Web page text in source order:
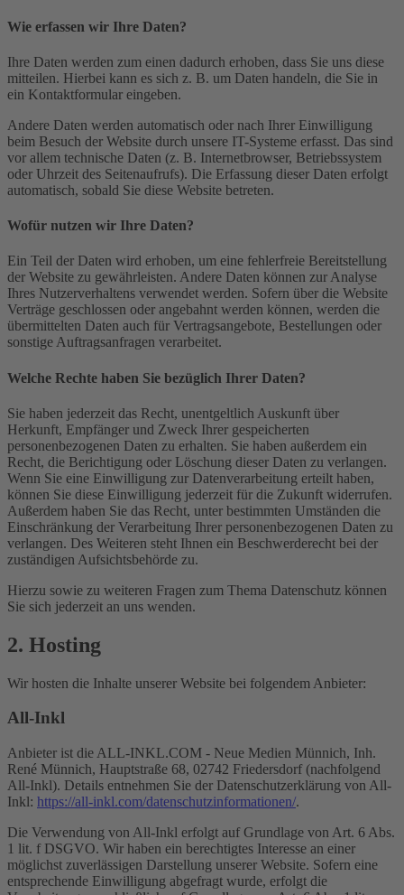
Wie erfassen wir Ihre Daten?
Ihre Daten werden zum einen dadurch erhoben, dass Sie uns diese
mitteilen. Hierbei kann es sich z. B. um Daten handeln, die Sie in
ein Kontaktformular eingeben.
Andere Daten werden automatisch oder nach Ihrer Einwilligung
beim Besuch der Website durch unsere IT-Systeme erfasst. Das sind
vor allem technische Daten (z. B. Internetbrowser, Betriebssystem
oder Uhrzeit des Seitenaufrufs). Die Erfassung dieser Daten erfolgt
automatisch, sobald Sie diese Website betreten.
Wofür nutzen wir Ihre Daten?
Ein Teil der Daten wird erhoben, um eine fehlerfreie Bereitstellung
der Website zu gewährleisten. Andere Daten können zur Analyse
Ihres Nutzerverhaltens verwendet werden. Sofern über die Website
Verträge geschlossen oder angebahnt werden können, werden die
übermittelten Daten auch für Vertragsangebote, Bestellungen oder
sonstige Auftragsanfragen verarbeitet.
Welche Rechte haben Sie bezüglich Ihrer Daten?
Sie haben jederzeit das Recht, unentgeltlich Auskunft über
Herkunft, Empfänger und Zweck Ihrer gespeicherten
personenbezogenen Daten zu erhalten. Sie haben außerdem ein
Recht, die Berichtigung oder Löschung dieser Daten zu verlangen.
Wenn Sie eine Einwilligung zur Datenverarbeitung erteilt haben,
können Sie diese Einwilligung jederzeit für die Zukunft widerrufen.
Außerdem haben Sie das Recht, unter bestimmten Umständen die
Einschränkung der Verarbeitung Ihrer personenbezogenen Daten zu
verlangen. Des Weiteren steht Ihnen ein Beschwerderecht bei der
zuständigen Aufsichtsbehörde zu.
Hierzu sowie zu weiteren Fragen zum Thema Datenschutz können
Sie sich jederzeit an uns wenden.
2. Hosting
Wir hosten die Inhalte unserer Website bei folgendem Anbieter:
All-Inkl
Anbieter ist die ALL-INKL.COM - Neue Medien Münnich, Inh.
René Münnich, Hauptstraße 68, 02742 Friedersdorf (nachfolgend
All-Inkl). Details entnehmen Sie der Datenschutzerklärung von All-
Inkl: https://all-inkl.com/datenschutzinformationen/.
Die Verwendung von All-Inkl erfolgt auf Grundlage von Art. 6 Abs.
1 lit. f DSGVO. Wir haben ein berechtigtes Interesse an einer
möglichst zuverlässigen Darstellung unserer Website. Sofern eine
entsprechende Einwilligung abgefragt wurde, erfolgt die